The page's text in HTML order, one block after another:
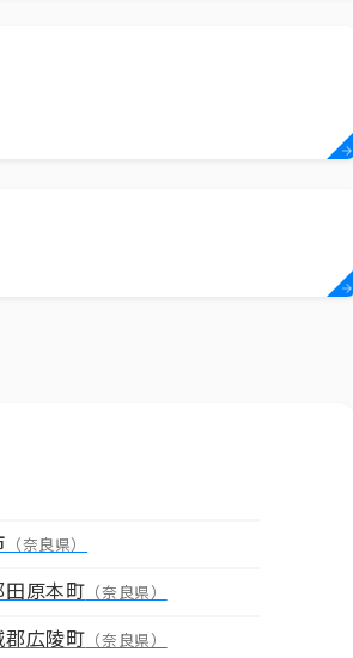
（奈良県）
田原本町 （奈良県）
郡広陵町 （奈良県）